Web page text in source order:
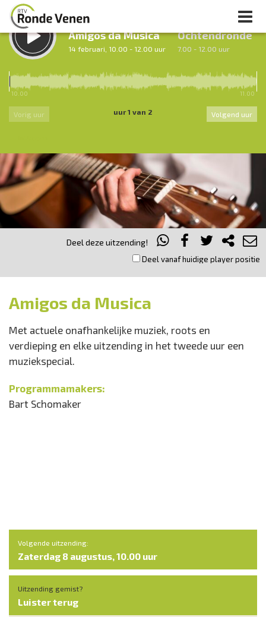
LUISTER TERUG:
Amigos da Musica
14 februari, 10.00 - 12.00 uur
Ochtendronde
7.00 - 12.00 uur
10.00 11.00
Vorig uur uur 1 van 2 Volgend uur
Deel deze uitzending!
Deel vanaf huidige player positie
Amigos da Musica
Met actuele onafhankelijke muziek, roots en
verdieping en elke uitzending in het tweede uur een
muziekspecial.
Programmamakers:
Bart Schomaker
Volgende uitzending:
Zaterdag 8 augustus, 10.00 uur
Uitzending gemist?
Luister terug